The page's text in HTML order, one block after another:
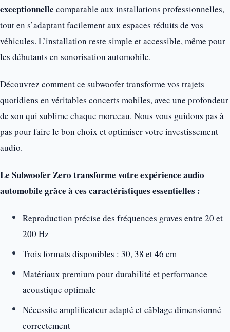
exceptionnelle comparable aux installations professionnelles,
tout en s’adaptant facilement aux espaces réduits de vos
véhicules. L’installation reste simple et accessible, même pour
les débutants en sonorisation automobile.
Découvrez comment ce subwoofer transforme vos trajets
quotidiens en véritables concerts mobiles, avec une profondeur
de son qui sublime chaque morceau. Nous vous guidons pas à
pas pour faire le bon choix et optimiser votre investissement
audio.
Le Subwoofer Zero transforme votre expérience audio
automobile grâce à ces caractéristiques essentielles :
Reproduction précise des fréquences graves entre 20 et
200 Hz
Trois formats disponibles : 30, 38 et 46 cm
Matériaux premium pour durabilité et performance
acoustique optimale
Nécessite amplificateur adapté et câblage dimensionné
correctement